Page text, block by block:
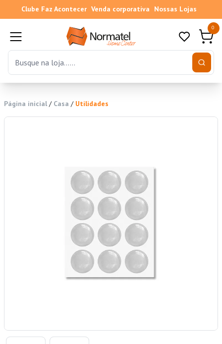
Clube Faz Acontecer Venda corporativa Nossas Lojas
0
Página inicial / Casa / Utilidades